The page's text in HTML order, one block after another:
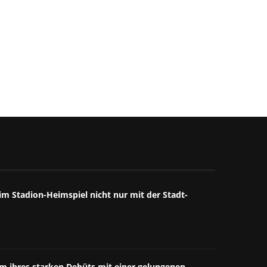
Stadion-Heimspiel nicht nur mit der Stadt-